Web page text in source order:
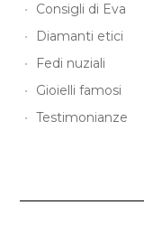
Consigli di Eva
Diamanti etici
Fedi nuziali
Gioielli famosi
Testimonianze